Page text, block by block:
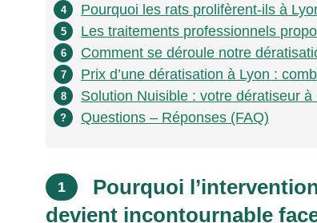
4 Pourquoi les rats prolifèrent-ils à
5 Les traitements professionnels
6 Comment se déroule notre
7 Prix d’une dératisation à Lyon :
8 Solution Nuisible : votre dératiseur
? Questions – Réponses (FAQ)
1
Pourquoi
devient incontournable